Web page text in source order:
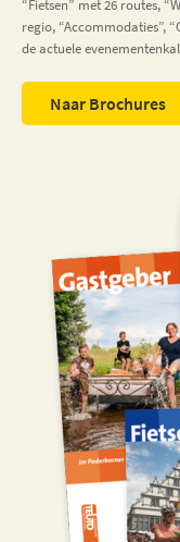
“Fietsen” met 26 routes,
regio, “Accommodaties”,
de actuele
Naar Brochures